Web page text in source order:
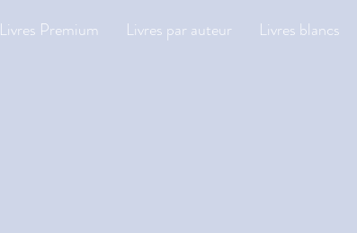
Livres Premium Livres par auteur Livres blancs